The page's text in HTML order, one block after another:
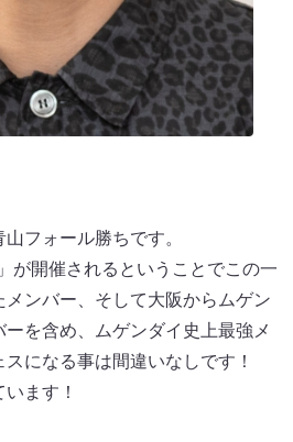
フォール勝ちです。
が開催されるということでこの一
ンバー、そして大阪からムゲン
を含め、ムゲンダイ史上最強メ
になる事は間違いなしです！
ます！